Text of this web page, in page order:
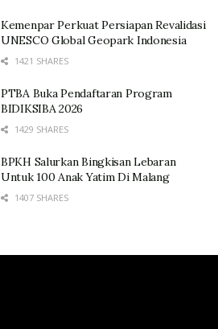
Kemenpar Perkuat Persiapan Revalidasi
UNESCO Global Geopark Indonesia
1421 SHARES
PTBA Buka Pendaftaran Program
BIDIKSIBA 2026
1429 SHARES
BPKH Salurkan Bingkisan Lebaran
Untuk 100 Anak Yatim Di Malang
1407 SHARES